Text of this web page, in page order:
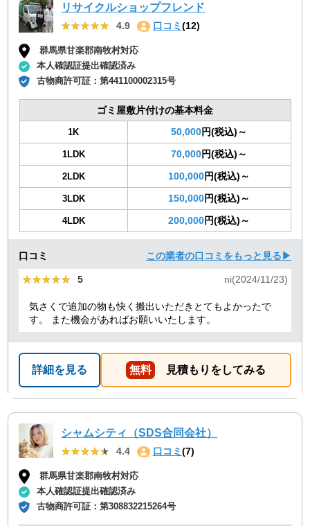
リサイクルショップフレンド
★★★★★
★★★★★ 4.9 口コミ (12)
群馬県甘楽郡南牧村対応
本人確認証提出確認済み
古物商許可証：第441100002315号
ゴミ屋敷片付けの基本料金
1K 50,000円(税込)～
1LDK 70,000円(税込)～
2LDK 100,000円(税込)～
3LDK 150,000円(税込)～
4LDK 200,000円(税込)～
口コミ この業者の口コミをもっと見る▶
★★★★★
★★★★★ 5 ni(2024/11/23)
気さくで追加の物も快く搬出いただきとてもよかったで
す。 また機会があればお願いいたします。
詳細を見る 無料 見積もりをしてみる
シャムシティ（SDS合同会社）
★★★★★
★★★★★ 4.4 口コミ (7)
群馬県甘楽郡南牧村対応
本人確認証提出確認済み
古物商許可証：第308832215264号